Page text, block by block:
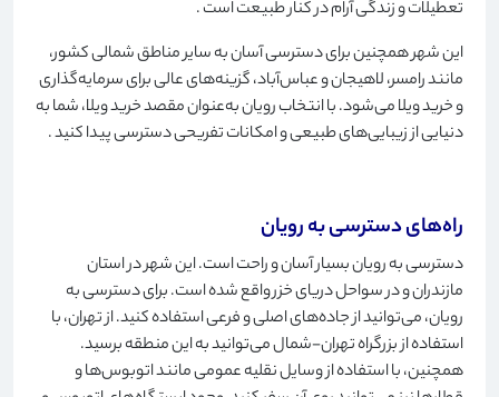
تعطیلات و زندگی آرام در کنار طبیعت است.
این شهر همچنین برای دسترسی آسان به سایر مناطق شمالی کشور،
مانند رامسر، لاهیجان و عباس‌آباد، گزینه‌های عالی برای سرمایه‌گذاری
و خرید ویلا می‌شود. با انتخاب رویان به‌عنوان مقصد خرید ویلا، شما به
دنیایی از زیبایی‌های طبیعی و امکانات تفریحی دسترسی پیدا کنید.
راه‌های دسترسی به رویان
دسترسی به رویان بسیار آسان و راحت است. این شهر در استان
مازندران و در سواحل دریای خزر واقع شده است. برای دسترسی به
رویان، می‌توانید از جاده‌های اصلی و فرعی استفاده کنید. از تهران، با
استفاده از بزرگراه تهران-شمال می‌توانید به این منطقه برسید.
همچنین، با استفاده از وسایل نقلیه عمومی مانند اتوبوس‌ها و